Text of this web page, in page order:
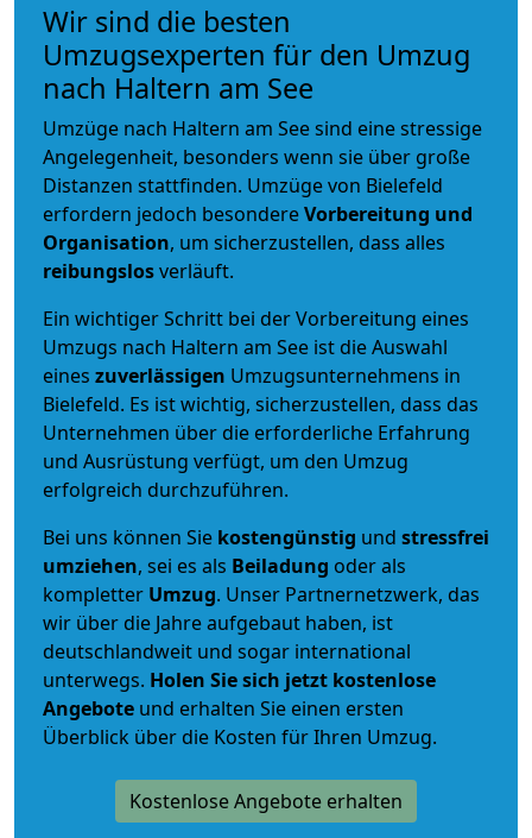
Wir sind die besten
Umzugsexperten für den Umzug
nach Haltern am See
Umzüge nach Haltern am See sind eine stressige
Angelegenheit, besonders wenn sie über große
Distanzen stattfinden. Umzüge von Bielefeld
erfordern jedoch besondereVorbereitung und
Organisation, um sicherzustellen, dass alles
reibungslosverläuft.
Ein wichtiger Schritt bei der Vorbereitung eines
Umzugs nach Haltern am See ist die Auswahl
eines zuverlässigen Umzugsunternehmens in
Bielefeld. Es ist wichtig, sicherzustellen, dass das
Unternehmen über die erforderliche Erfahrung
und Ausrüstung verfügt, um den Umzug
erfolgreich durchzuführen.
Bei uns können Sie kostengünstig und stressfrei
umziehen, sei es als Beiladung oder als
kompletter Umzug. Unser Partnernetzwerk, das
wir über die Jahre aufgebaut haben, ist
deutschlandweit und sogar international
unterwegs. Holen Sie sich jetzt kostenlose
Angebote und erhalten Sie einen ersten
Überblick über die Kosten für Ihren Umzug.
Kostenlose Angebote erhalten